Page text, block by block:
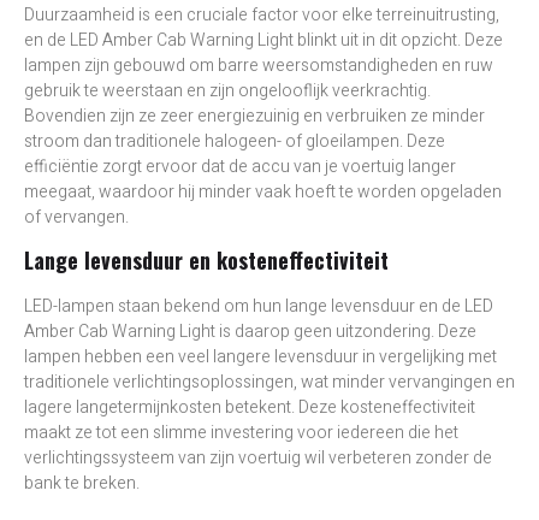
Duurzaamheid is een cruciale factor voor elke terreinuitrusting,
en de LED Amber Cab Warning Light blinkt uit in dit opzicht. Deze
lampen zijn gebouwd om barre weersomstandigheden en ruw
gebruik te weerstaan en zijn ongelooflijk veerkrachtig.
Bovendien zijn ze zeer energiezuinig en verbruiken ze minder
stroom dan traditionele halogeen- of gloeilampen. Deze
efficiëntie zorgt ervoor dat de accu van je voertuig langer
meegaat, waardoor hij minder vaak hoeft te worden opgeladen
of vervangen.
Lange levensduur en kosteneffectiviteit
LED-lampen staan bekend om hun lange levensduur en de LED
Amber Cab Warning Light is daarop geen uitzondering. Deze
lampen hebben een veel langere levensduur in vergelijking met
traditionele verlichtingsoplossingen, wat minder vervangingen en
lagere langetermijnkosten betekent. Deze kosteneffectiviteit
maakt ze tot een slimme investering voor iedereen die het
verlichtingssysteem van zijn voertuig wil verbeteren zonder de
bank te breken.